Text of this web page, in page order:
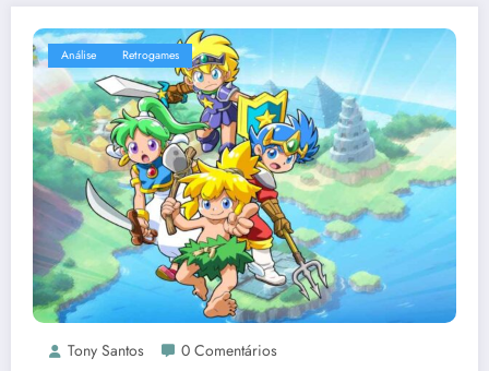
Análise Retrogames
Tony Santos 0 Comentários